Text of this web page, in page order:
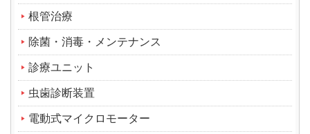
根管治療
除菌・消毒・メンテナンス
診療ユニット
虫歯診断装置
電動式マイクロモーター